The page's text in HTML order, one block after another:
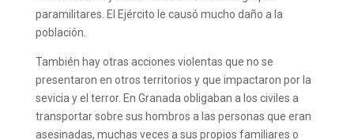
paramilitares. El Ejército le causó mucho daño a la
población.
También hay otras acciones violentas que no se
presentaron en otros territorios y que impactaron por la
sevicia y el terror. En Granada obligaban a los civiles a
transportar sobre sus hombros a las personas que eran
asesinadas, muchas veces a sus propios familiares o